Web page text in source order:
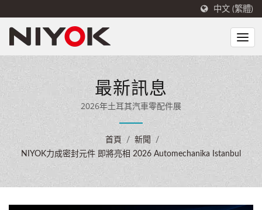
中文 (繁體)
最新訊息
2026年土耳其汽車零配件展
首頁 / 新聞
/
NIYOK力成密封元件 即將亮相 2026 Automechanika Istanbul